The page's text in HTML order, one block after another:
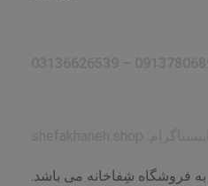
فروشگاه شِفاخانه می باشد.